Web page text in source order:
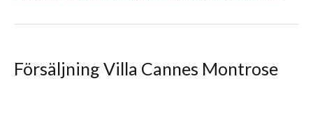
Försäljning Villa Cannes Montrose